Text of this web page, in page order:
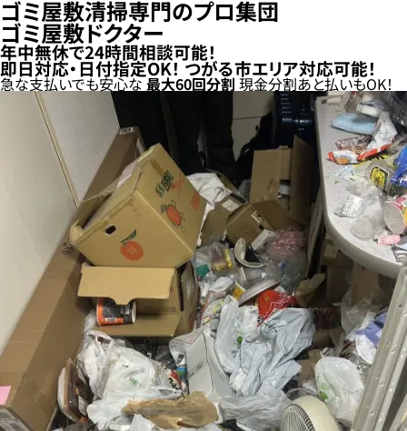
ゴミ屋敷清掃専門のプロ集団
ゴミ屋敷ドクター
年中無休で24時間相談可能！
即日対応・日付指定OK！ つがる市エリア対応可能！
急な支払いでも安心な最大60回分割 現金分割あと払いもOK！